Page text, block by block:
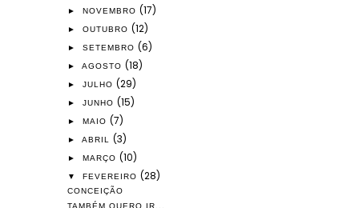
► NOVEMBRO (17)
► OUTUBRO (12)
► SETEMBRO (6)
► AGOSTO (18)
► JULHO (29)
► JUNHO (15)
► MAIO (7)
► ABRIL (3)
► MARÇO (10)
▼ FEVEREIRO (28)
CONCEIÇÃO
TAMBÉM QUERO IR...